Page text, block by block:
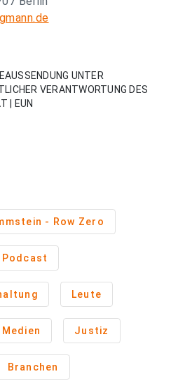
UNTER
VERANTWORTUNG DES
| EUN
- Row Zero
Podcast
Leute
Medien Justiz
Branchen